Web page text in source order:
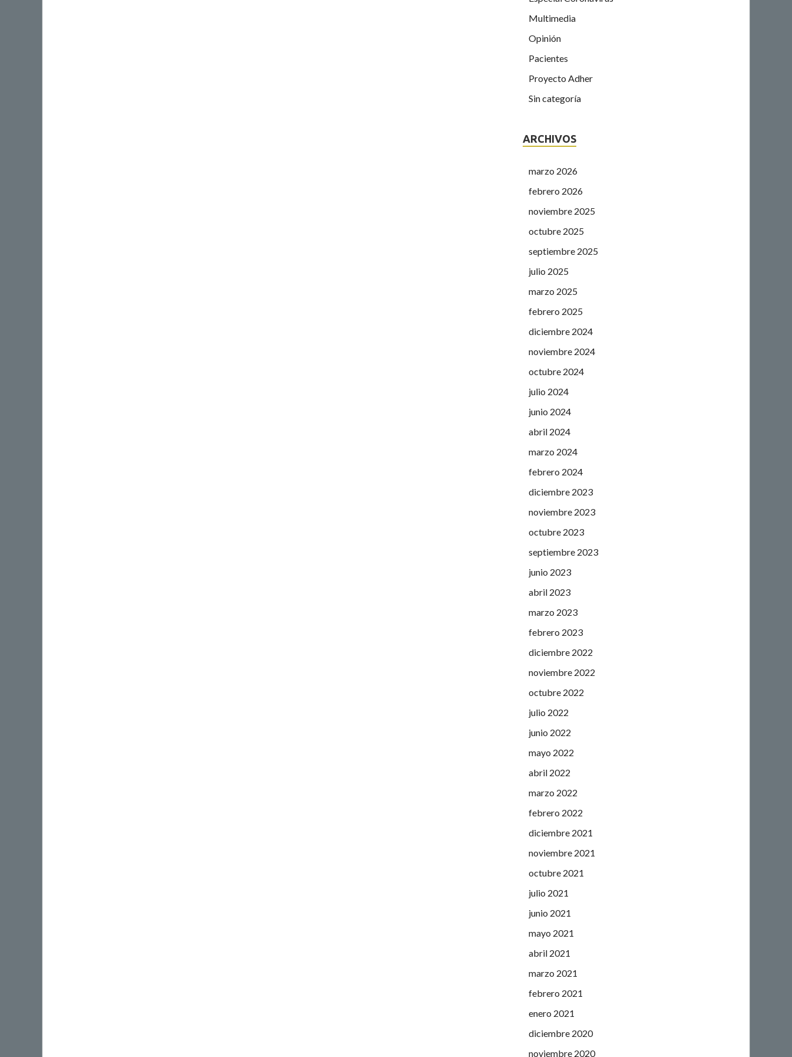
Multimedia
Opinión
Pacientes
Proyecto Adher
Sin categoría
ARCHIVOS
marzo 2026
febrero 2026
noviembre 2025
octubre 2025
septiembre 2025
julio 2025
marzo 2025
febrero 2025
diciembre 2024
noviembre 2024
octubre 2024
julio 2024
junio 2024
abril 2024
marzo 2024
febrero 2024
diciembre 2023
noviembre 2023
octubre 2023
septiembre 2023
junio 2023
abril 2023
marzo 2023
febrero 2023
diciembre 2022
noviembre 2022
octubre 2022
julio 2022
junio 2022
mayo 2022
abril 2022
marzo 2022
febrero 2022
diciembre 2021
noviembre 2021
octubre 2021
julio 2021
junio 2021
mayo 2021
abril 2021
marzo 2021
febrero 2021
enero 2021
diciembre 2020
noviembre 2020